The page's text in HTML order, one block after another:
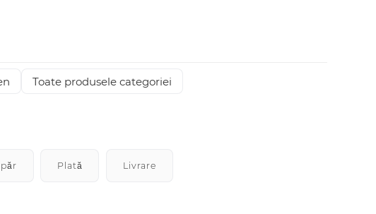
Toate produsele categoriei
Plată Livrare